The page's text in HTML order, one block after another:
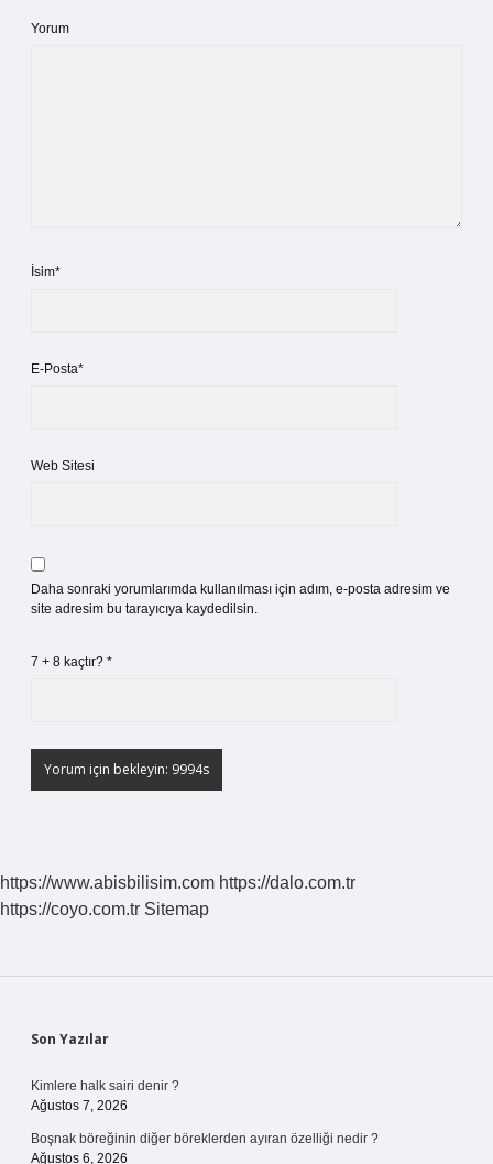
Yorum
İsim*
E-Posta*
Web Sitesi
Daha sonraki yorumlarımda kullanılması için adım, e-posta adresim ve
site adresim bu tarayıcıya kaydedilsin.
7 + 8 kaçtır? *
https://www.abisbilisim.com https://dalo.com.tr
https://coyo.com.tr Sitemap
Sidebar
Son Yazılar
Kimlere halk sairi denir ?
Ağustos 7, 2026
Boşnak böreğinin diğer böreklerden ayıran özelliği nedir ?
Ağustos 6, 2026